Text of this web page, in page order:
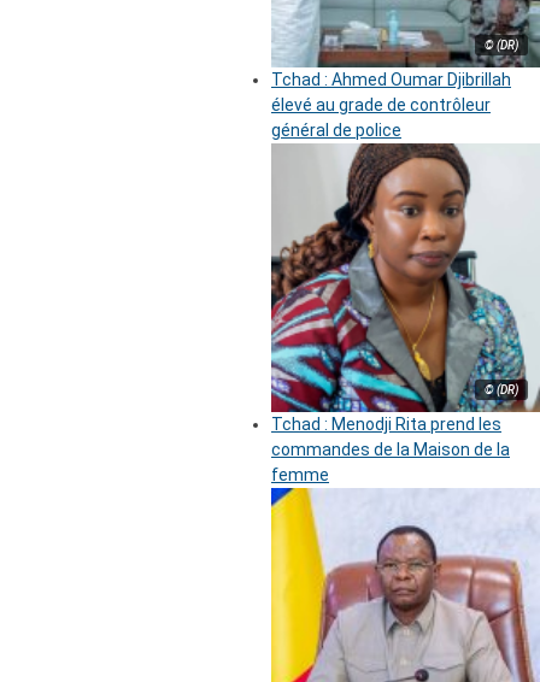
© (DR)
Tchad : Ahmed Oumar Djibrillah
élevé au grade de contrôleur
général de police
© (DR)
Tchad : Menodji Rita prend les
commandes de la Maison de la
femme